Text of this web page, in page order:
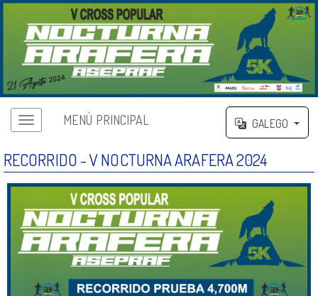
MENÚ PRINCIPAL GALEGO
RECORRIDO - V NOCTURNA ARAFERA 2024